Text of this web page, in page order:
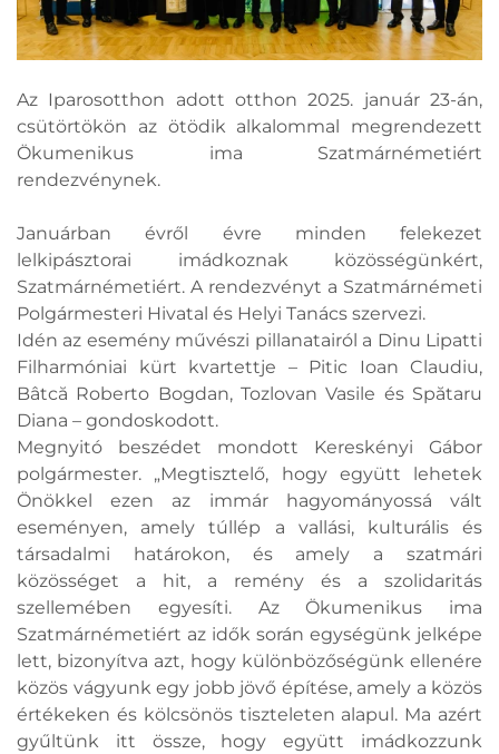
Az Iparosotthon adott otthon 2025. január 23-án,
csütörtökön az ötödik alkalommal megrendezett
Ökumenikus ima Szatmárnémetiért
rendezvénynek.
Januárban évről évre minden felekezet
lelkipásztorai imádkoznak közösségünkért,
Szatmárnémetiért. A rendezvényt a Szatmárnémeti
Polgármesteri Hivatal és Helyi Tanács szervezi.
Idén az esemény művészi pillanatairól a Dinu Lipatti
Filharmóniai kürt kvartettje – Pitic Ioan Claudiu,
Bâtcă Roberto Bogdan, Tozlovan Vasile és Spătaru
Diana – gondoskodott.
Megnyitó beszédet mondott Kereskényi Gábor
polgármester. „Megtisztelő, hogy együtt lehetek
Önökkel ezen az immár hagyományossá vált
eseményen, amely túllép a vallási, kulturális és
társadalmi határokon, és amely a szatmári
közösséget a hit, a remény és a szolidaritás
szellemében egyesíti. Az Ökumenikus ima
Szatmárnémetiért az idők során egységünk jelképe
lett, bizonyítva azt, hogy különbözőségünk ellenére
közös vágyunk egy jobb jövő építése, amely a közös
értékeken és kölcsönös tiszteleten alapul. Ma azért
gyűltünk itt össze, hogy együtt imádkozzunk